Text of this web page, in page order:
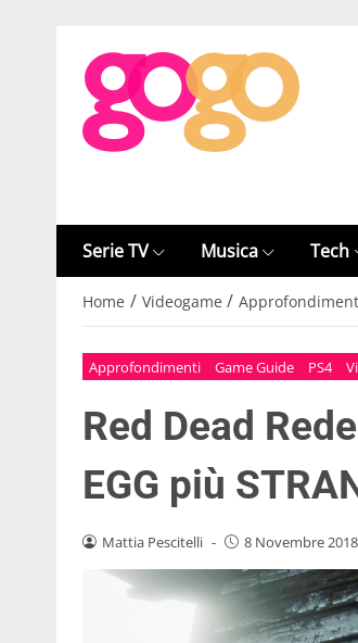
Serie TV Musica Tech
Home / Videogame /
Approfondimenti Game Guide PS4
Red Dead
EGG più
Mattia Pescitelli - 8 Novembre 2018